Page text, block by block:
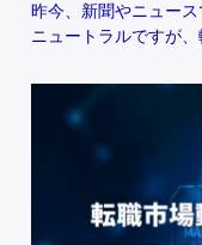
昨今、新聞やニュー
ニュートラルですが